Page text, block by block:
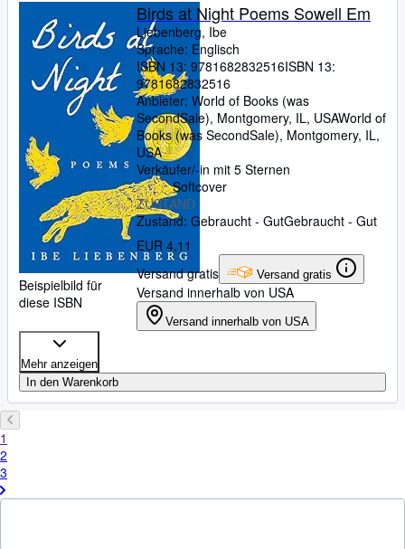
Beispielbild für
diese ISBN
Birds at Night Poems Sowell Em
Liebenberg, Ibe
Sprache: Englisch
ISBN 13:9781682832516ISBN 13:
9781682832516
Anbieter: World of Books (was
SecondSale), Montgomery, IL, USAWorld of
Books (was SecondSale), Montgomery, IL,
USA
Verkäufer/-in mit 5 Sternen
Softcover
ZUSTAND
Zustand: Gebraucht - GutGebraucht - Gut
EUR 4,11
Versand gratis
Versand gratis
Versand innerhalb von USA
Versand innerhalb von USA
Mehr anzeigen
In den Warenkorb
1
2
3